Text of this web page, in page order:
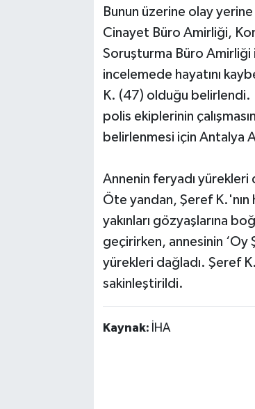
Bunun üzerine olay
Cinayet Büro Amirliği,
Soruşturma Büro Amirliği
incelemede hayatını
K. (47) olduğu belirlendi.
polis ekiplerinin
belirlenmesi için Antalya
Annenin feryadı yürekleri
Öte yandan, Şeref K.'nın
yakınları gözyaşlarına
geçirirken, annesinin
yürekleri dağladı. Şeref
sakinleştirildi.
Kaynak: İHA